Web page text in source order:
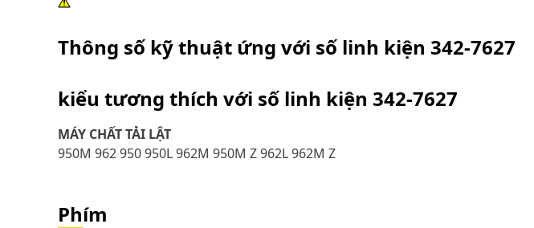
Thông số kỹ thuật ứng với số linh kiện 342-7627
kiểu tương thích với số linh kiện 342-7627
MÁY CHẤT TẢI LẬT
950M 962 950 950L 962M 950M Z 962L 962M Z
Phím